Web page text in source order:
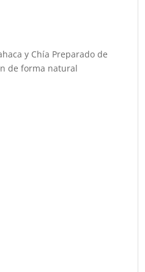
y Chía Preparado de
de forma natural